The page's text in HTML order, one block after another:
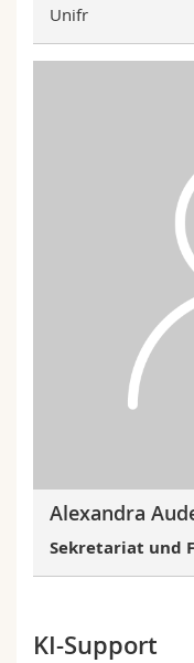
Unifr
Alexandra
Sekretariat und
KI-Support